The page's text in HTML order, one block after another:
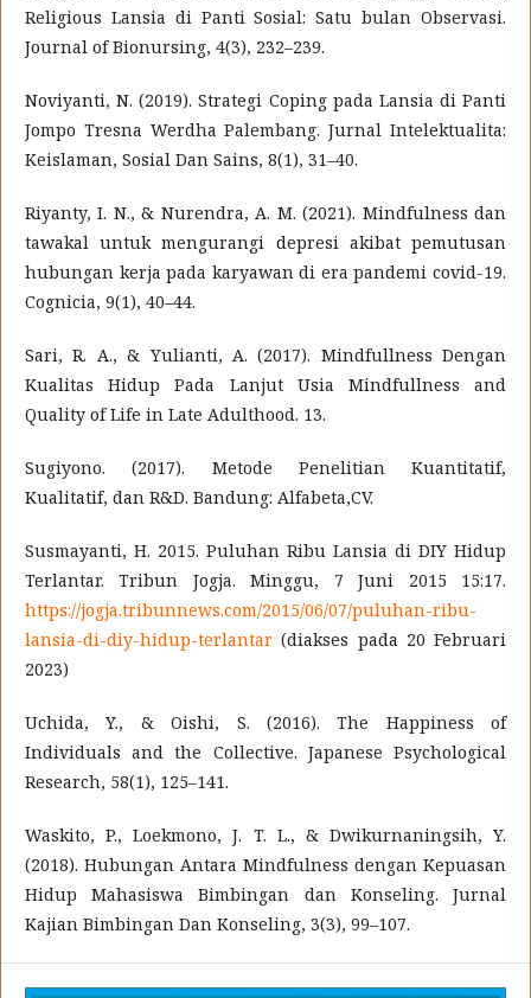
Religious Lansia di Panti Sosial: Satu bulan Observasi.
Journal of Bionursing, 4(3), 232–239.
Noviyanti, N. (2019). Strategi Coping pada Lansia di Panti
Jompo Tresna Werdha Palembang. Jurnal Intelektualita:
Keislaman, Sosial Dan Sains, 8(1), 31–40.
Riyanty, I. N., & Nurendra, A. M. (2021). Mindfulness dan
tawakal untuk mengurangi depresi akibat pemutusan
hubungan kerja pada karyawan di era pandemi covid-19.
Cognicia, 9(1), 40–44.
Sari, R. A., & Yulianti, A. (2017). Mindfullness Dengan
Kualitas Hidup Pada Lanjut Usia Mindfullness and
Quality of Life in Late Adulthood. 13.
Sugiyono. (2017). Metode Penelitian Kuantitatif,
Kualitatif, dan R&D. Bandung: Alfabeta,CV.
Susmayanti, H. 2015. Puluhan Ribu Lansia di DIY Hidup
Terlantar. Tribun Jogja. Minggu, 7 Juni 2015 15:17.
https://jogja.tribunnews.com/2015/06/07/puluhan-ribu-
lansia-di-diy-hidup-terlantar (diakses pada 20 Februari
2023)
Uchida, Y., & Oishi, S. (2016). The Happiness of
Individuals and the Collective. Japanese Psychological
Research, 58(1), 125–141.
Waskito, P., Loekmono, J. T. L., & Dwikurnaningsih, Y.
(2018). Hubungan Antara Mindfulness dengan Kepuasan
Hidup Mahasiswa Bimbingan dan Konseling. Jurnal
Kajian Bimbingan Dan Konseling, 3(3), 99–107.